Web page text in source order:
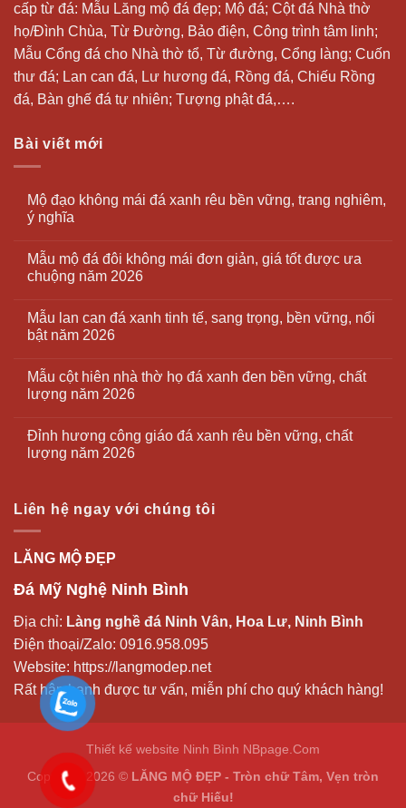
cấp từ đá: Mẫu Lăng mộ đá đẹp; Mộ đá; Cột đá Nhà thờ
họ/Đình Chùa, Từ Đường, Bảo điện, Công trình tâm linh;
Mẫu Cổng đá cho Nhà thờ tổ, Từ đường, Cổng làng; Cuốn
thư đá; Lan can đá, Lư hương đá, Rồng đá, Chiếu Rồng
đá, Bàn ghế đá tự nhiên; Tượng phật đá,….
Bài viết mới
Mộ đạo không mái đá xanh rêu bền vững, trang nghiêm,
ý nghĩa
Mẫu mộ đá đôi không mái đơn giản, giá tốt được ưa
chuộng năm 2026
Mẫu lan can đá xanh tinh tế, sang trọng, bền vững, nổi
bật năm 2026
Mẫu cột hiên nhà thờ họ đá xanh đen bền vững, chất
lượng năm 2026
Đỉnh hương công giáo đá xanh rêu bền vững, chất
lượng năm 2026
Liên hệ ngay với chúng tôi
LĂNG MỘ ĐẸP
Đá Mỹ Nghệ Ninh Bình
Địa chỉ: Làng nghề đá Ninh Vân, Hoa Lư, Ninh Bình
Điện thoại/Zalo: 0916.958.095
Website: https://langmodep.net
Rất hân hạnh được tư vấn, miễn phí cho quý khách hàng!
Thiết kế website Ninh Bình NBpage.Com
Copyright 2026 © LĂNG MỘ ĐẸP - Tròn chữ Tâm, Vẹn tròn
chữ Hiếu!